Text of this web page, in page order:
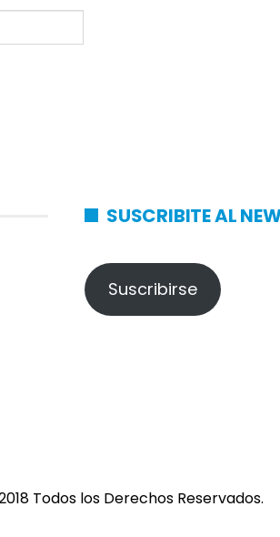
SUSCRIBITE AL
Suscribirse
Todos los Derechos Reservados.